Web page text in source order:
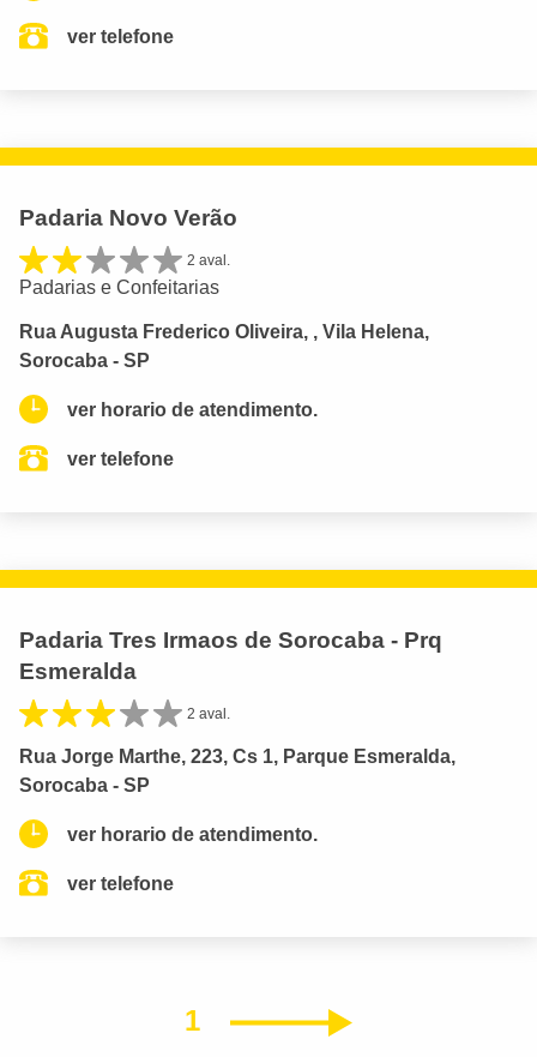
ver telefone
Padaria Novo Verão
2 aval.
Padarias e Confeitarias
Rua Augusta Frederico Oliveira, , Vila Helena,
Sorocaba - SP
ver horario de atendimento.
ver telefone
Padaria Tres Irmaos de Sorocaba - Prq
Esmeralda
2 aval.
Rua Jorge Marthe, 223, Cs 1, Parque Esmeralda,
Sorocaba - SP
ver horario de atendimento.
ver telefone
1 Próximo